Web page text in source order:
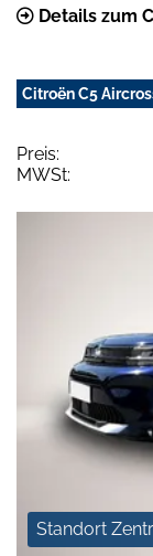
Details zum
Citroën C5
Preis:
MWSt:
Standort